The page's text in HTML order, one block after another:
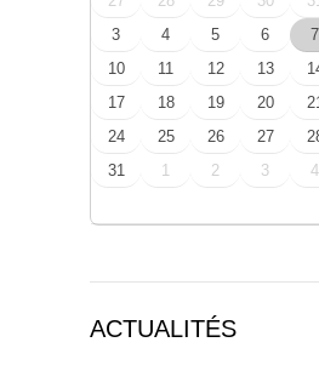
3
4 5 6 7
10
11 12 13
17
18 19 20 21
24
25 26 27
31
1 2 3 4
ACTUALITÉS